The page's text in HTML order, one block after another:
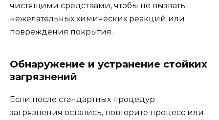
чистящими средствами, чтобы не вызвать
нежелательных химических реакций или
повреждения покрытия.
Обнаружение и устранение стойких
загрязнений
Если после стандартных процедур
загрязнения остались, повторите процесс или